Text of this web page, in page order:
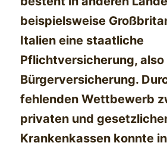
beispielsweise
Italien eine staatliche
Pflichtversicherung, also
Bürgerversicherung.
fehlenden Wettbewerb
privaten und
Krankenkassen konnte